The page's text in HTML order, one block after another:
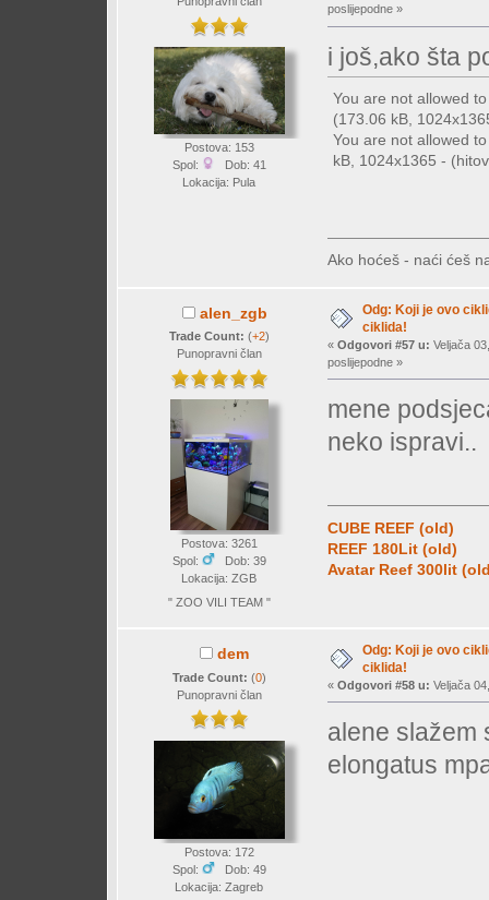
Postova: 153
Spol:
Dob: 41
Lokacija: Pula
poslijepodne »
i još,ako šta
You are not allowed
(173.06 kB,
You are not allowed
kB, 1024x1365 -
Ako hoćeš - naći ćeš
alen_zgb
Trade Count: (+2)
Punopravni član
Postova: 3261
Spol:
Dob: 39
Lokacija: ZGB
" ZOO VILI TEAM "
Odg: Koji je ovo
ciklida!
« Odgovori #57 u: Veljača
poslijepodne »
mene
neko ispravi..
CUBE REEF (old)
REEF 180Lit (old)
Avatar Reef 300lit
dem
Trade Count: (0)
Punopravni član
Postova: 172
Spol:
Dob: 49
Lokacija: Zagreb
Odg: Koji je ovo
ciklida!
« Odgovori #58 u: Veljača
alene slažem
elongatus